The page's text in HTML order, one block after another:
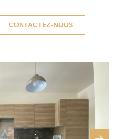
CONTACTEZ-NOUS